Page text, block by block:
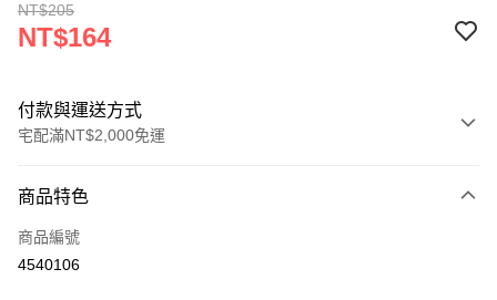
NT$205
NT$164
付款與運送方式
宅配滿NT$2,000免運
信用卡一次付款
LINE Pay
商品特色
商品編號
4540106